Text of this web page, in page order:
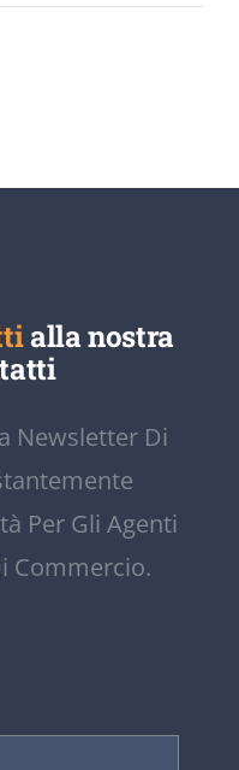
alla nostra
Newsletter Di
Per Gli Agenti
Commercio.